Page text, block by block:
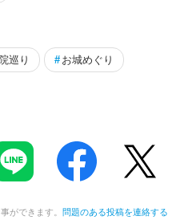
巡り # お城めぐり
ができます。 問題のある投稿を連絡する